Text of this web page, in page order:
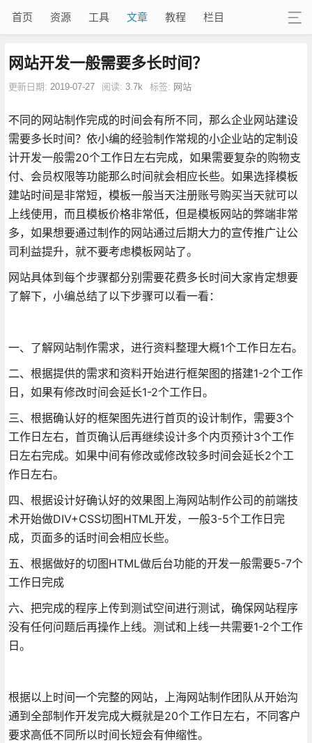
首页 资源 工具 文章 教程 栏目
网站开发一般需要多长时间？
更新日期: 2019-07-27 阅读: 3.7k 标签: 网站
不同的网站制作完成的时间会有所不同，那么企业网站建设
需要多长时间？依小编的经验制作常规的小企业站的定制设
计开发一般需20个工作日左右完成，如果需要复杂的购物支
付、会员权限等功能那么时间就会相应长些。如果选择模板
建站时间是非常短，模板一般当天注册账号购买当天就可以
上线使用，而且模板价格非常低，但是模板网站的弊端非常
多，如果想要通过制作的网站通过后期大力的宣传推广让公
司利益提升，就不要考虑模板网站了。
网站具体到每个步骤都分别需要花费多长时间大家肯定想要
了解下，小编总结了以下步骤可以看一看：
一、了解网站制作需求，进行资料整理大概1个工作日左右。
二、根据提供的需求和资料开始进行框架图的搭建1-2个工作
日，如果有修改时间会延长1-2个工作日。
三、根据确认好的框架图先进行首页的设计制作，需要3个
工作日左右，首页确认后再继续设计多个内页预计3个工作
日左右完成。如果中间有修改或修改较多时间会延长2个工
作日左右。
四、根据设计好确认好的效果图上海网站制作公司的前端技
术开始做DIV+CSS切图HTML开发，一般3-5个工作日完
成，页面多的话时间会相应长些。
五、根据做好的切图HTML做后台功能的开发一般需要5-7个
工作日完成
六、把完成的程序上传到测试空间进行测试，确保网站程序
没有任何问题后再操作上线。测试和上线一共需要1-2个工作
日。
根据以上时间一个完整的网站，上海网站制作团队从开始沟
通到全部制作开发完成大概就是20个工作日左右，不同客户
要求高低不同所以时间长短会有伸缩性。